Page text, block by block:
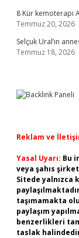
8 Kür kemoterapi
Temmuz 20, 2026
Selçuk Ural’ın
Temmuz 18, 2026
Reklam ve
Yasal Uyarı: Bu
veya şahıs
Sitede yalnızca
taşımamakta
paylaşım
benzerlikleri
taslak